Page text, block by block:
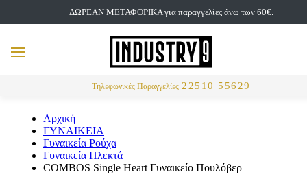
ΔΩΡΕΑΝ ΜΕΤΑΦΟΡΙΚΑ για παραγγελίες άνω των 60€.
Τηλεφωνικές Παραγγελίες 22510 55629
MENU
Αρχική
ΓΥΝΑΙΚΕΙΑ
Γυναικεία Ρούχα
Γυναικεία Πλεκτά
COMBOS Single Heart Γυναικείο Πουλόβερ